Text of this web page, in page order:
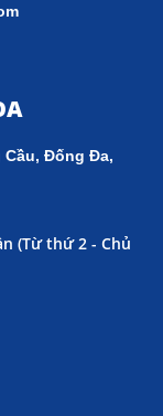
Cầu, Đống Đa,
(Từ thứ 2 - Chủ